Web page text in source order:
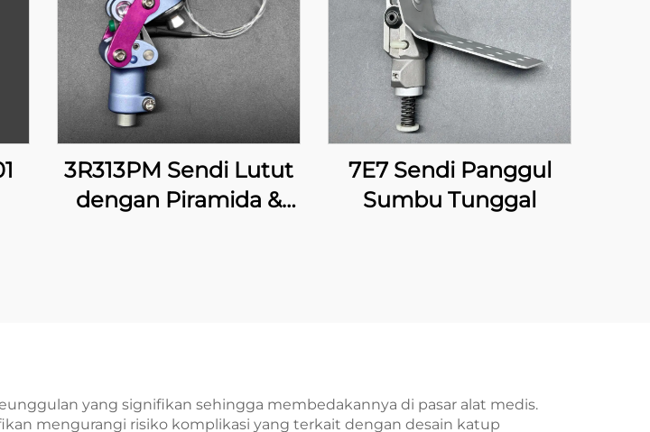
3R313PM Sendi Lutut
dengan Piramida &
7E7 Sendi Panggul
Sumbu Tunggal
yang signifikan sehingga membedakannya di pasar alat medis.
mengurangi risiko komplikasi yang terkait dengan desain katup